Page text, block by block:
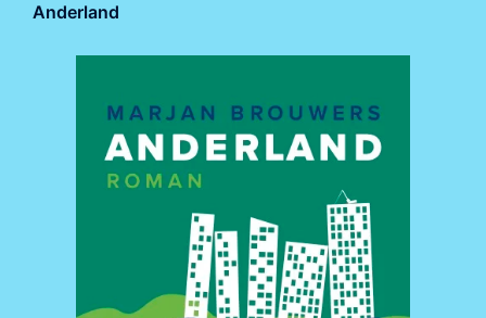
Anderland